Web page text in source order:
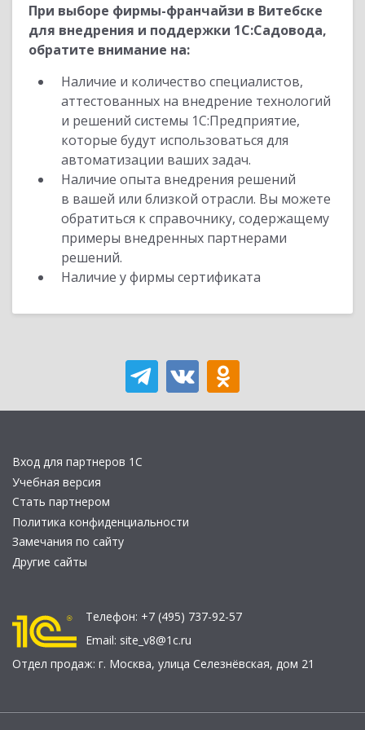
При выборе фирмы-франчайзи в Витебске
для внедрения и поддержки 1С:Садовода,
обратите внимание на:
Наличие и количество специалистов,
аттестованных на внедрение технологий
и решений системы 1С:Предприятие,
которые будут использоваться для
автоматизации ваших задач.
Наличие опыта внедрения решений
в вашей или близкой отрасли. Вы можете
обратиться к справочнику, содержащему
примеры внедренных партнерами
решений.
Наличие у фирмы сертификата
Вход для партнеров 1С
Учебная версия
Стать партнером
Политика конфиденциальности
Замечания по сайту
Другие сайты
Телефон: +7 (495) 737-92-57
Email: site_v8@1c.ru
Отдел продаж: г. Москва, улица Селезнёвская, дом 21